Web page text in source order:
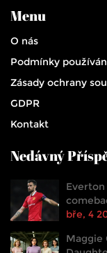
Menu
O nás
Podmínky
Zásady ochrany
GDPR
Kontakt
Nedávný
Everton
bře, 4
Maggie